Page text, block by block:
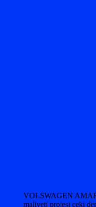
VOLSWAGEN
maliyeti projesi çeki